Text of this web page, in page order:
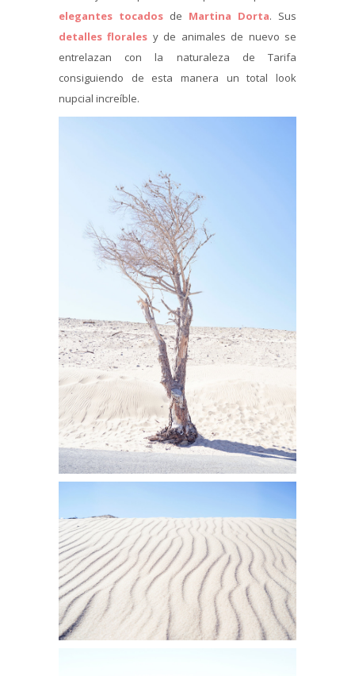
elegantes tocados de Martina Dorta. Sus
detalles florales y de animales de nuevo se
entrelazan con la naturaleza de Tarifa
consiguiendo de esta manera un total look
nupcial increíble.